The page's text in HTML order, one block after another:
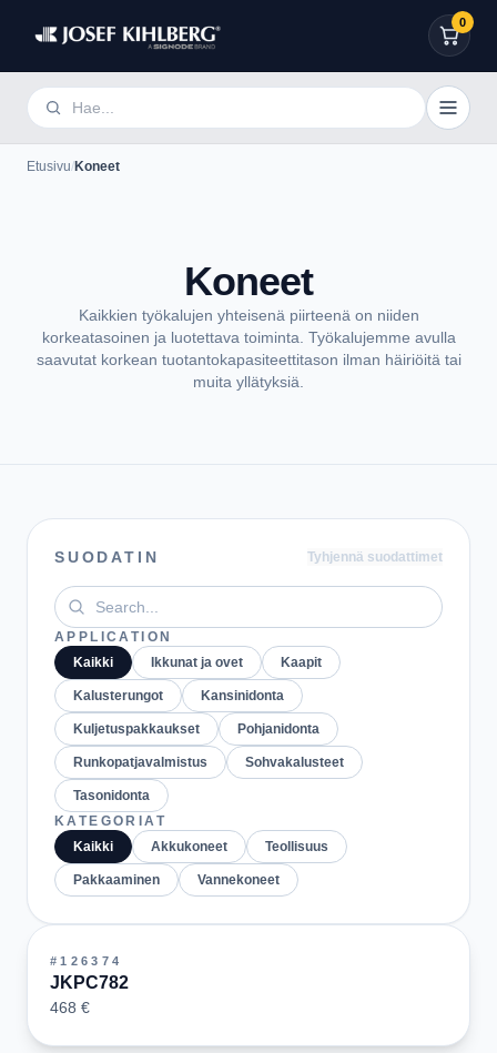
0
Etusivu/Koneet
Koneet
Kaikkien työkalujen yhteisenä piirteenä on niiden
korkeatasoinen ja luotettava toiminta. Työkalujemme avulla
saavutat korkean tuotantokapasiteettitason ilman häiriöitä tai
muita yllätyksiä.
SUODATIN Tyhjennä suodattimet
APPLICATION
Kaikki
Ikkunat ja ovet Kaapit
Kalusterungot Kansinidonta
Kuljetuspakkaukset Pohjanidonta
Runkopatjavalmistus Sohvakalusteet
Tasonidonta
KATEGORIAT
Kaikki
Akkukoneet Teollisuus
Pakkaaminen Vannekoneet
#126374
JKPC782
468 €